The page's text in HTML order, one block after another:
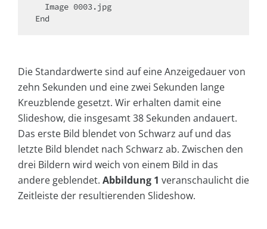
End
Die Standardwerte sind auf eine Anzeigedauer von
zehn Sekunden und eine zwei Sekunden lange
Kreuzblende gesetzt. Wir erhalten damit eine
Slideshow, die insgesamt 38 Sekunden andauert.
Das erste Bild blendet von Schwarz auf und das
letzte Bild blendet nach Schwarz ab. Zwischen den
drei Bildern wird weich von einem Bild in das
andere geblendet. Abbildung 1 veranschaulicht die
Zeitleiste der resultierenden Slideshow.